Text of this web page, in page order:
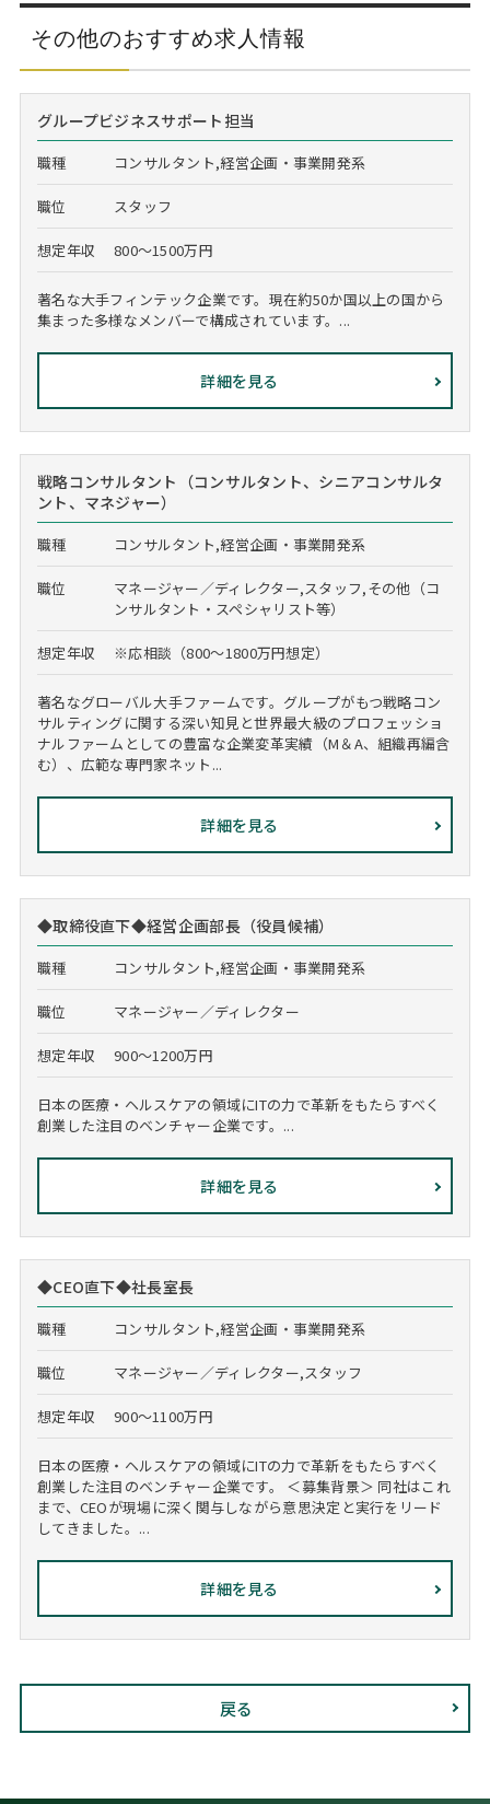
その他のおすすめ求人情報
グループビジネスサポート担当
職種 コンサルタント,経営企画・事業開発系
職位 スタッフ
想定年収 800～1500万円
著名な大手フィンテック企業です。現在約50か国以上の国から
集まった多様なメンバーで構成されています。...
詳細を見る
戦略コンサルタント（コンサルタント、シニアコンサルタ
ント、マネジャー）
職種 コンサルタント,経営企画・事業開発系
職位
マネージャー／ディレクター,スタッフ,その他（コ
ンサルタント・スペシャリスト等）
想定年収 ※応相談（800～1800万円想定）
著名なグローバル大手ファームです。グループがもつ戦略コン
サルティングに関する深い知見と世界最大級のプロフェッショ
ナルファームとしての豊富な企業変革実績（M＆A、組織再編含
む）、広範な専門家ネット...
詳細を見る
◆取締役直下◆経営企画部長（役員候補）
職種 コンサルタント,経営企画・事業開発系
職位 マネージャー／ディレクター
想定年収 900～1200万円
日本の医療・ヘルスケアの領域にITの力で革新をもたらすべく
創業した注目のベンチャー企業です。...
詳細を見る
◆CEO直下◆社長室長
職種 コンサルタント,経営企画・事業開発系
職位 マネージャー／ディレクター,スタッフ
想定年収 900～1100万円
日本の医療・ヘルスケアの領域にITの力で革新をもたらすべく
創業した注目のベンチャー企業です。 ＜募集背景＞ 同社はこれ
まで、CEOが現場に深く関与しながら意思決定と実行をリード
してきました。...
詳細を見る
戻る